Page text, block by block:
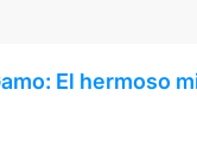
El hermoso